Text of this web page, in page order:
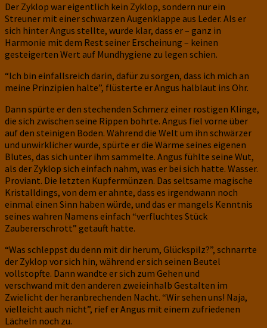
Der Zyklop war eigentlich kein Zyklop, sondern nur ein
Streuner mit einer schwarzen Augenklappe aus Leder. Als er
sich hinter Angus stellte, wurde klar, dass er – ganz in
Harmonie mit dem Rest seiner Erscheinung – keinen
gesteigerten Wert auf Mundhygiene zu legen schien.
“Ich bin einfallsreich darin, dafür zu sorgen, dass ich mich an
meine Prinzipien halte”, flüsterte er Angus halblaut ins Ohr.
Dann spürte er den stechenden Schmerz einer rostigen Klinge,
die sich zwischen seine Rippen bohrte. Angus fiel vorne über
auf den steinigen Boden. Während die Welt um ihn schwärzer
und unwirklicher wurde, spürte er die Wärme seines eigenen
Blutes, das sich unter ihm sammelte. Angus fühlte seine Wut,
als der Zyklop sich einfach nahm, was er bei sich hatte. Wasser.
Proviant. Die letzten Kupfermünzen. Das seltsame magische
Kristalldings, von dem er ahnte, dass es irgendwann noch
einmal einen Sinn haben würde, und das er mangels Kenntnis
seines wahren Namens einfach “verfluchtes Stück
Zaubererschrott” getauft hatte.
“Was schleppst du denn mit dir herum, Glückspilz?”, schnarrte
der Zyklop vor sich hin, während er sich seinen Beutel
vollstopfte. Dann wandte er sich zum Gehen und
verschwand mit den anderen zweieinhalb Gestalten im
Zwielicht der heranbrechenden Nacht. “Wir sehen uns! Naja,
vielleicht auch nicht”, rief er Angus mit einem zufriedenen
Lächeln noch zu.